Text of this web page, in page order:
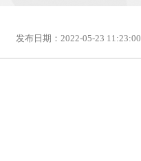
发布日期：2022-05-23 11:23:00